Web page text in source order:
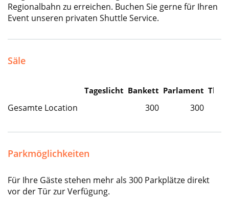
Regionalbahn zu erreichen. Buchen Sie gerne für Ihren
Event unseren privaten Shuttle Service.
Säle
Tageslicht Bankett Parlament
Gesamte Location 300 300
Parkmöglichkeiten
Für Ihre Gäste stehen mehr als 300 Parkplätze direkt
vor der Tür zur Verfügung.